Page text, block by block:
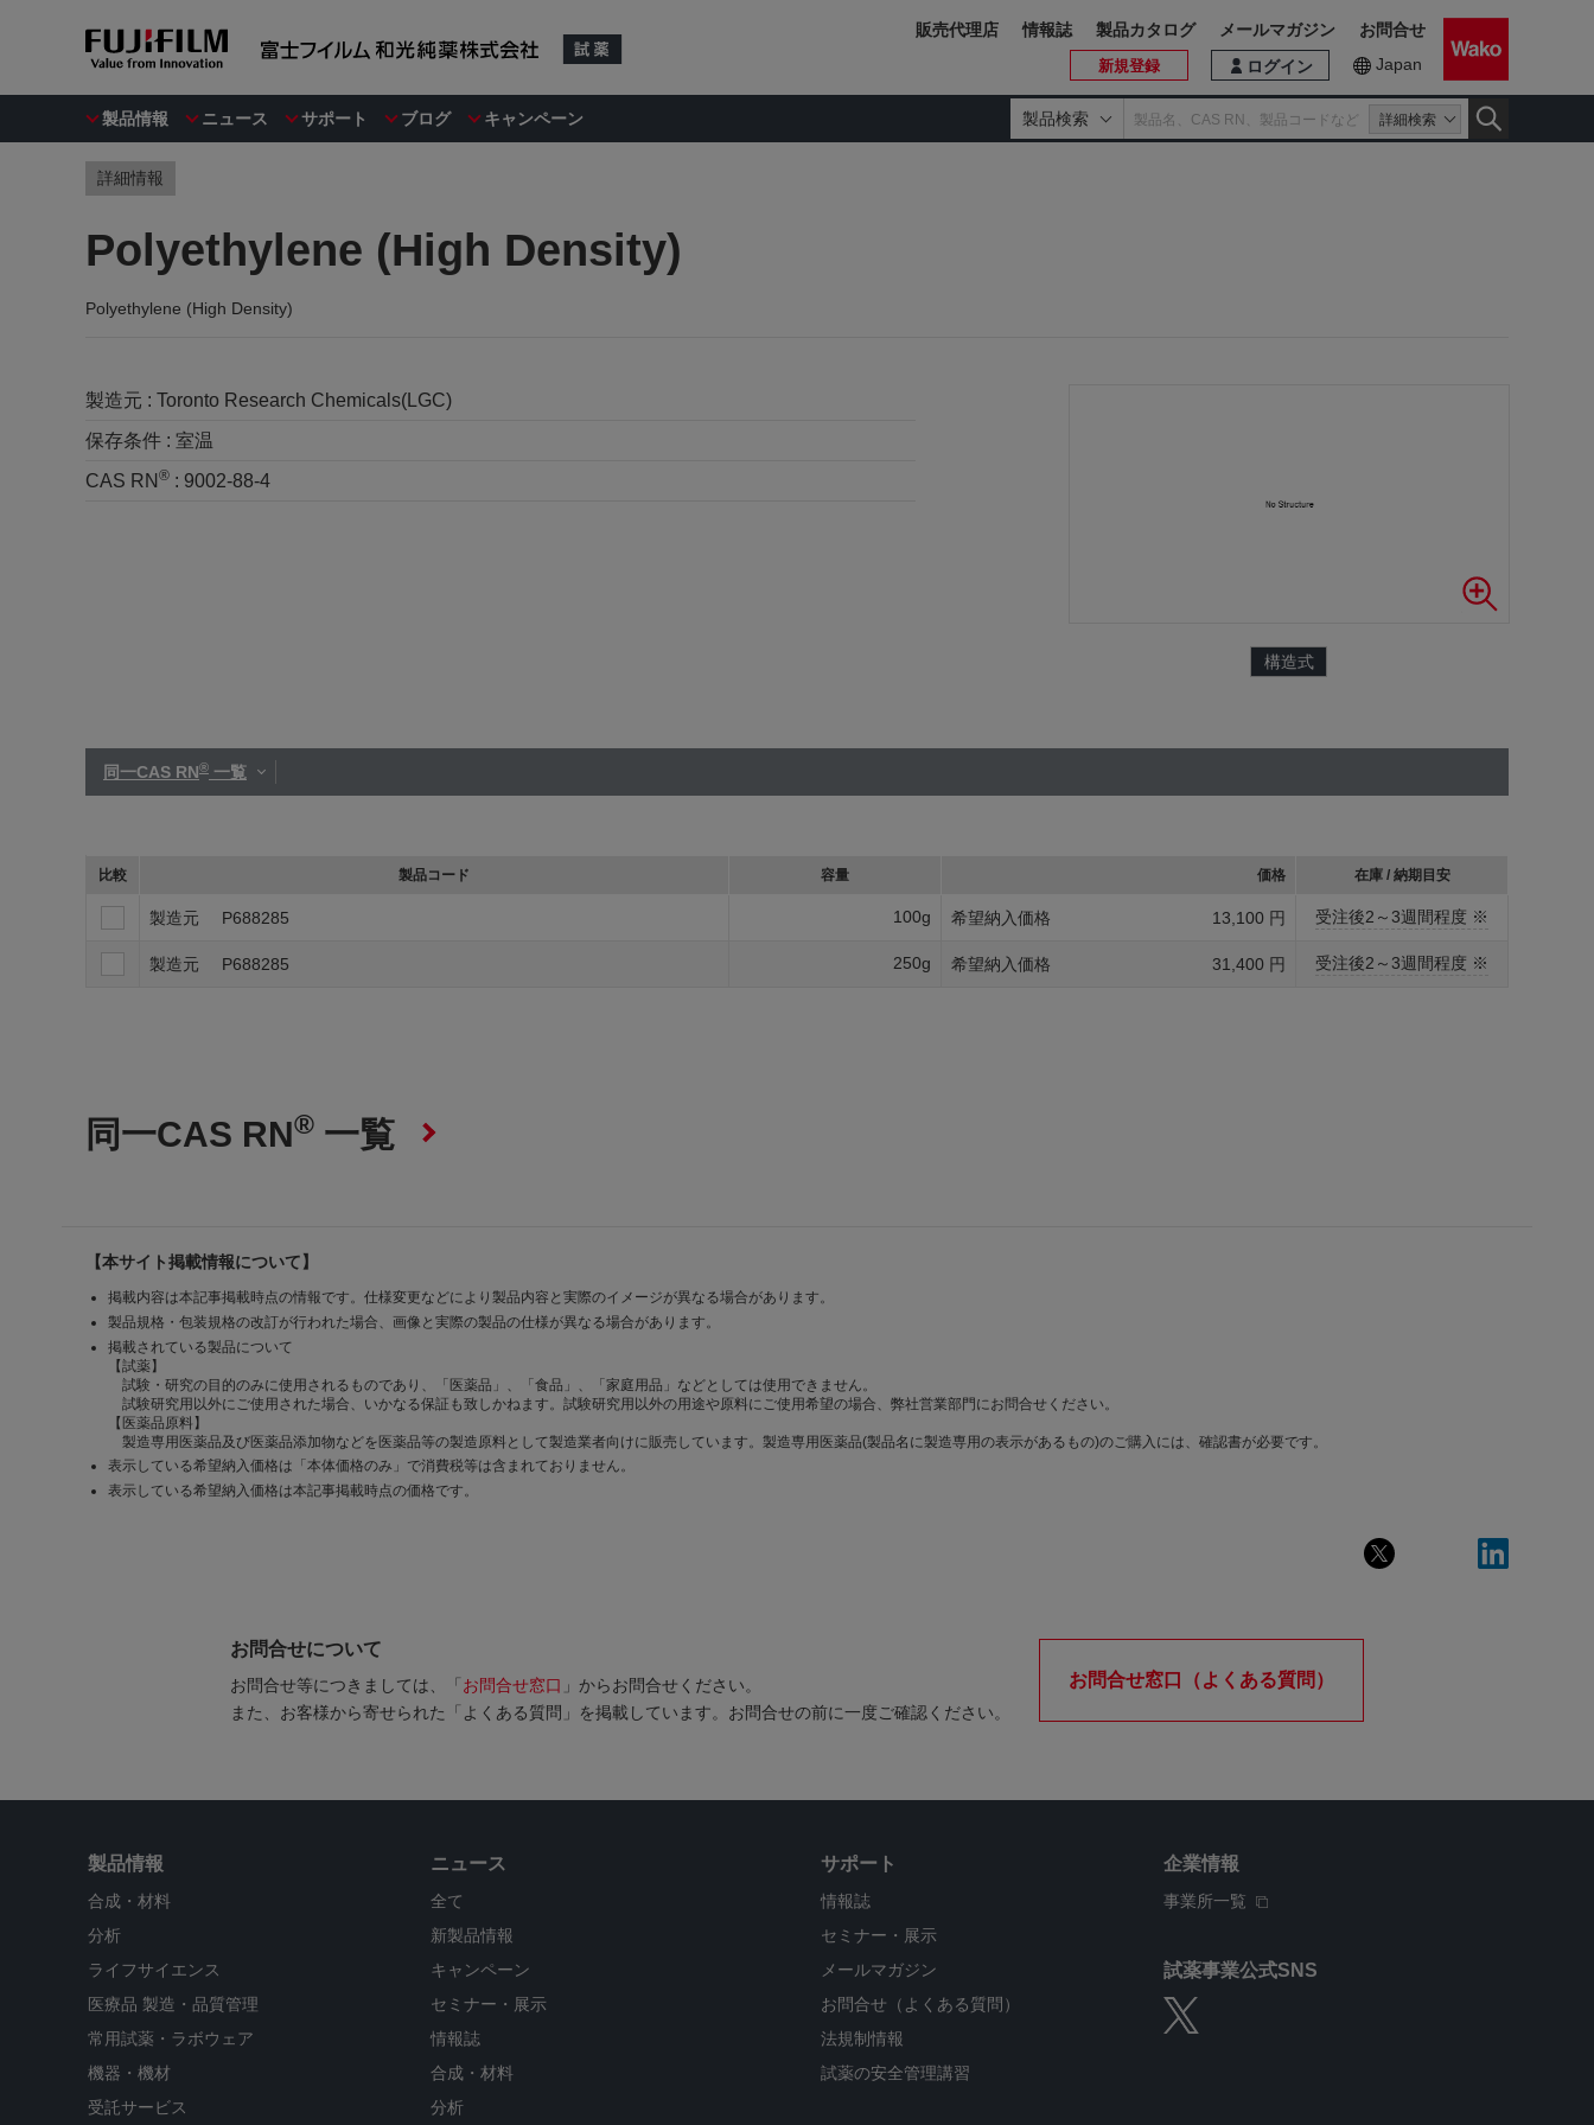
製品情報 ニュース サポート ブログ キャンペーン 製品検索 詳細検索
ログイン
新規登録 Japan
販売代理店 情報誌 製品カタログ メールマガジン お問合せ
詳細情報
Polyethylene (High Density)
Polyethylene (High Density)
製造元 : Toronto Research Chemicals(LGC)
保存条件 : 室温
CAS RN ® : 9002-88-4
構造式
同一CAS RN® 一覧
比較 製品コード 容量 価格 在庫 / 納期目安
製造元 P688285 100g 希望納入価格 13,100 円 受注後2～3週間程度 ※
製造元 P688285 250g 希望納入価格 31,400 円 受注後2～3週間程度 ※
同一CAS RN® 一覧
【本サイト掲載情報について】
掲載内容は本記事掲載時点の情報です。仕様変更などにより製品内容と実際のイメージが異なる場合があります。
製品規格・包装規格の改訂が行われた場合、画像と実際の製品の仕様が異なる場合があります。
掲載されている製品について
【試薬】
試験・研究の目的のみに使用されるものであり、「医薬品」、「食品」、「家庭用品」などとしては使用できません。
試験研究用以外にご使用された場合、いかなる保証も致しかねます。試験研究用以外の用途や原料にご使用希望の場合、弊社営業部門にお問合せください。
【医薬品原料】
製造専用医薬品及び医薬品添加物などを医薬品等の製造原料として製造業者向けに販売しています。製造専用医薬品(製品名に製造専用の表示があるもの)のご購入には、確認書が必要です。
表示している希望納入価格は「本体価格のみ」で消費税等は含まれておりません。
表示している希望納入価格は本記事掲載時点の価格です。
お問合せについて
お問合せ等につきましては、「 お問合せ窓口 」からお問合せください。
また、お客様から寄せられた「よくある質問」を掲載しています。お問合せの前に一度ご確認ください。
お問合せ窓口（よくある質問）
製品情報
合成・材料
分析
ライフサイエンス
医療品 製造・品質管理
常用試薬・ラボウェア
機器・機材
受託サービス
ニュース
全て
新製品情報
キャンペーン
セミナー・展示
情報誌
合成・材料
分析
サポート
情報誌
セミナー・展示
メールマガジン
お問合せ（よくある質問）
法規制情報
試薬の安全管理講習
企業情報
事業所一覧
試薬事業公式SNS